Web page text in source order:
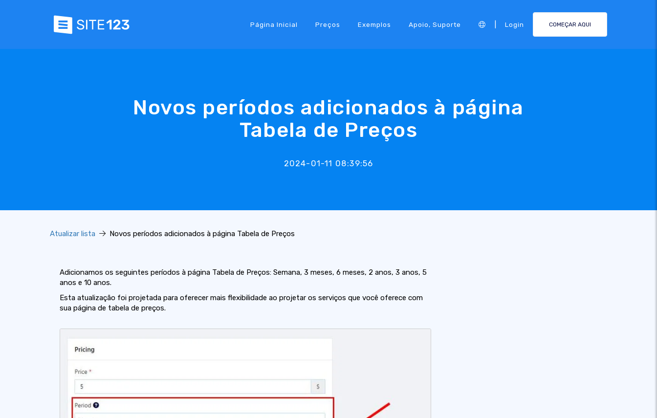
Página Inicial Preços Exemplos Apoio, Suporte Login COMEÇAR AQUI
Novos períodos adicionados à página
Tabela de Preços
2024-01-11 08:39:56
Atualizar lista Novos períodos adicionados à página Tabela de Preços
Adicionamos os seguintes períodos à página Tabela de Preços: Semana, 3 meses, 6 meses, 2 anos, 3 anos, 5
anos e 10 anos.
Esta atualização foi projetada para oferecer mais flexibilidade ao projetar os serviços que você oferece com
sua página de tabela de preços.